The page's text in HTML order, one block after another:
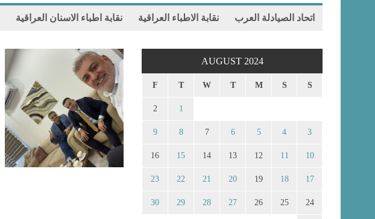
اتحاد الصيادلة العرب نقابة الاطباء العراقية نقابة اطباء الاسنان العراقية
AUGUST 2024
S
S
M
T
W
T
F
1
2
3
4
5
6
7
8
9
10
11
12
13
14
15
16
17
18
19
20
21
22
23
24
25
26
27
28
29
30